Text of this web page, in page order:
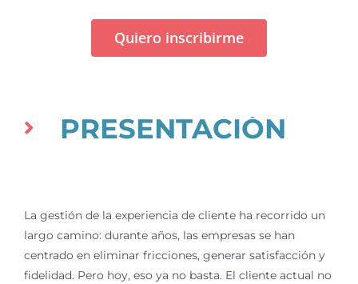
Quiero inscribirme
PRESENTACIÓN
La gestión de la experiencia de cliente ha recorrido un
largo camino: durante años, las empresas se han
centrado en eliminar fricciones, generar satisfacción y
fidelidad. Pero hoy, eso ya no basta. El cliente actual no